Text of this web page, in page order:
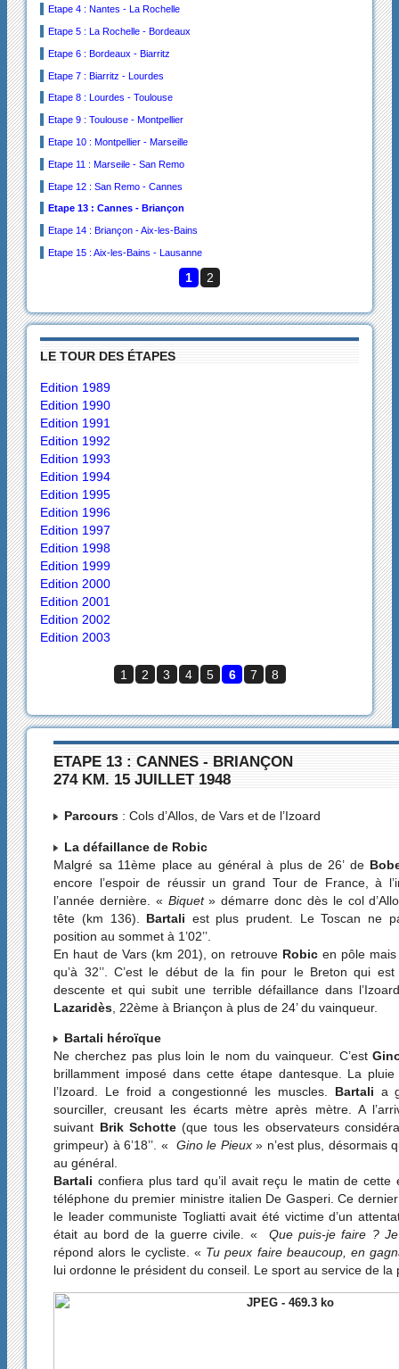
Etape 4 : Nantes - La Rochelle
Etape 5 : La Rochelle - Bordeaux
Etape 6 : Bordeaux - Biarritz
Etape 7 : Biarritz - Lourdes
Etape 8 : Lourdes - Toulouse
Etape 9 : Toulouse - Montpellier
Etape 10 : Montpellier - Marseille
Etape 11 : Marseile - San Remo
Etape 12 : San Remo - Cannes
Etape 13 : Cannes - Briançon
Etape 14 : Briançon - Aix-les-Bains
Etape 15 : Aix-les-Bains - Lausanne
1 2
LE TOUR DES ÉTAPES
Edition 1989
Edition 1990
Edition 1991
Edition 1992
Edition 1993
Edition 1994
Edition 1995
Edition 1996
Edition 1997
Edition 1998
Edition 1999
Edition 2000
Edition 2001
Edition 2002
Edition 2003
1 2 3 4 5 6 7 8
ETAPE 13 : CANNES - BRIANÇON
274 KM. 15 JUILLET 1948
Parcours : Cols d’Allos, de Vars et de l’Izoard
La défaillance de Robic
Malgré sa 11ème place au général à plus de 26’ de
encore l’espoir de réussir un grand Tour de France, à
l’année dernière. « Biquet» démarre donc dès le col
tête (km 136).
Bartali est plus prudent. Le Toscan ne
position au sommet à 1’02’’.
En haut de Vars (km 201), on retrouveRobicen pôle mais
qu’à 32’’. C’est le début de la fin pour le Breton qui
descente et qui subit une terrible défaillance dans
Lazaridès , 22ème à Briançon à plus de 24’ du vainqueur.
Bartali héroïque
Ne cherchez pas plus loin le nom du vainqueur. C’est
brillamment imposé dans cette étape dantesque. La pluie
l’Izoard. Le froid a congestionné les muscles. Bartali a
sourciller, creusant les écarts mètre après mètre. A
suivant Brik Schotte (que tous les observateurs
grimpeur) à 6’18’’. «
Gino le Pieux» n’est plus, désormais
au général.
Bartali confiera plus tard qu’il avait reçu le matin de cette
téléphone du premier ministre italien De Gasperi. Ce
le leader communiste Togliatti avait été victime d’un
était au bord de la guerre civile. «
Que puis-je faire ?
répond alors le cycliste. « Tu peux faire beaucoup, en
lui ordonne le président du conseil. Le sport au service de la